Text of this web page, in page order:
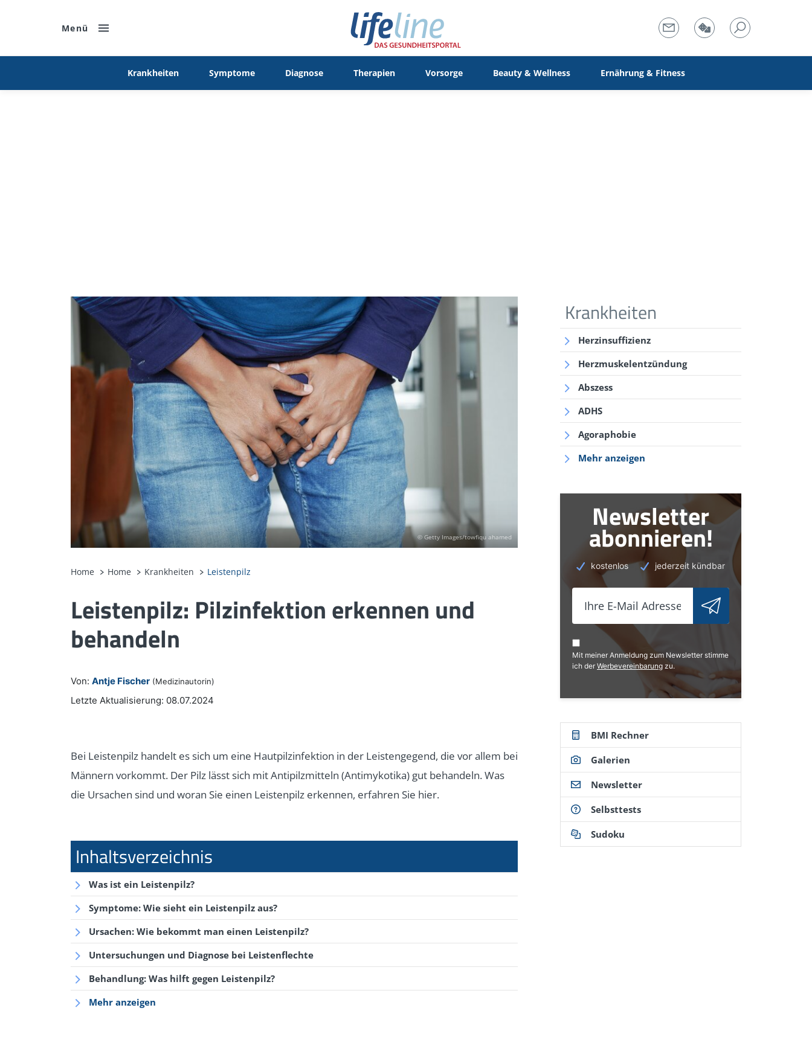
Menü
Krankheiten Symptome Diagnose Therapien Vorsorge Beauty & Wellness Ernährung & Fitness
© Getty Images/towfiqu ahamed
Home Home Krankheiten Leistenpilz
Leistenpilz: Pilzinfektion erkennen und
behandeln
Von: Antje Fischer (Medizinautorin)
Letzte Aktualisierung: 08.07.2024
Bei Leistenpilz handelt es sich um eine Hautpilzinfektion in der Leistengegend, die vor allem bei
Männern vorkommt. Der Pilz lässt sich mit Antipilzmitteln (Antimykotika) gut behandeln. Was
die Ursachen sind und woran Sie einen Leistenpilz erkennen, erfahren Sie hier.
Was ist ein Leistenpilz?
Symptome: Wie sieht ein Leistenpilz aus?
Ursachen: Wie bekommt man einen Leistenpilz?
Untersuchungen und Diagnose bei Leistenflechte
Behandlung: Was hilft gegen Leistenpilz?
Mehr anzeigen
Krankheiten
Herzinsuffizienz
Herzmuskelentzündung
Abszess
ADHS
Agoraphobie
Mehr anzeigen
Newsletter
abonnieren!
kostenlos jederzeit kündbar
Mit meiner Anmeldung zum Newsletter stimme
ich der Werbevereinbarung zu.
BMI Rechner
Galerien
Newsletter
Selbsttests
Sudoku